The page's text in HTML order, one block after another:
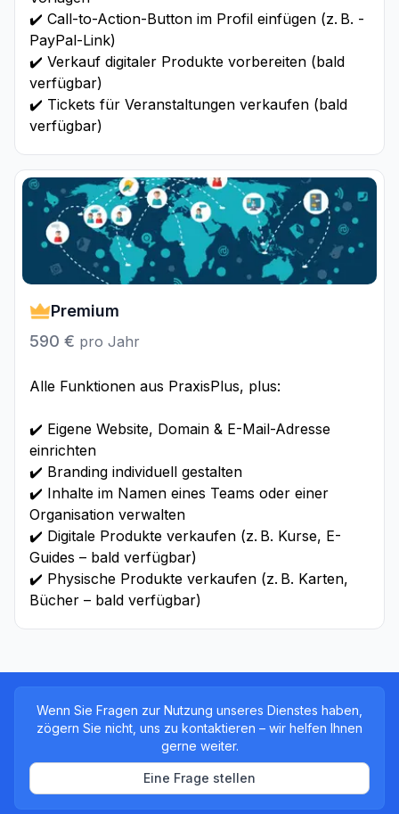
✔️ Call-to-Action-Button im Profil einfügen (z. B. -
PayPal-Link)
✔️ Verkauf digitaler Produkte vorbereiten (bald
verfügbar)
✔️ Tickets für Veranstaltungen verkaufen (bald
verfügbar)
Premium
590 € pro Jahr
Alle Funktionen aus PraxisPlus, plus:
✔️ Eigene Website, Domain & E-Mail-Adresse
einrichten
✔️ Branding individuell gestalten
✔️ Inhalte im Namen eines Teams oder einer
Organisation verwalten
✔️ Digitale Produkte verkaufen (z. B. Kurse, E-
Guides – bald verfügbar)
✔️ Physische Produkte verkaufen (z. B. Karten,
Bücher – bald verfügbar)
Wenn Sie Fragen zur Nutzung unseres Dienstes haben,
zögern Sie nicht, uns zu kontaktieren – wir helfen Ihnen
gerne weiter.
Eine Frage stellen